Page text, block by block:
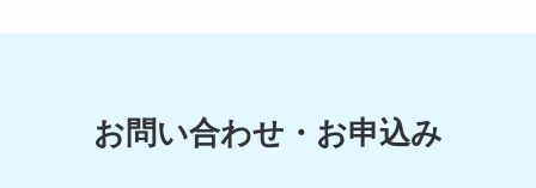
お問い合わせ・お申込み